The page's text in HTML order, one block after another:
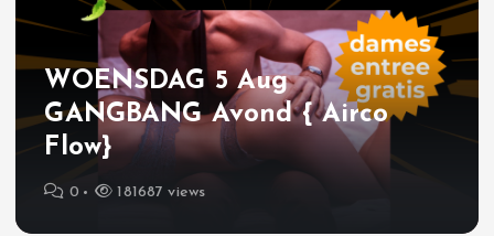
WOENSDAG 5 Aug
GANGBANG Avond { Airco
Flow}
0 181687 views